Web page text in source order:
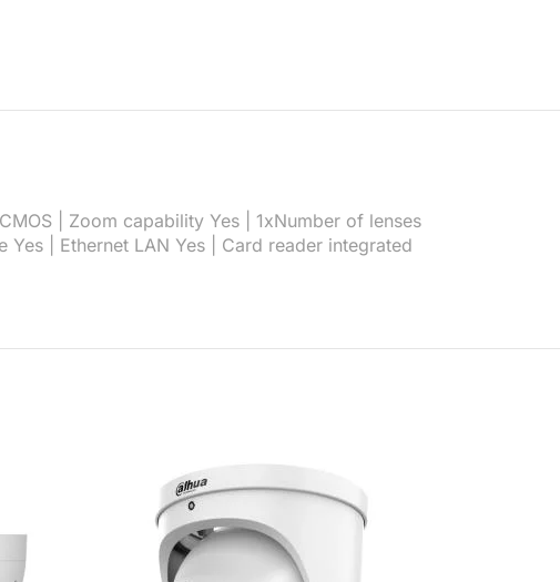
| Zoom capability Yes | 1xNumber of lenses
| Ethernet LAN Yes | Card reader integrated